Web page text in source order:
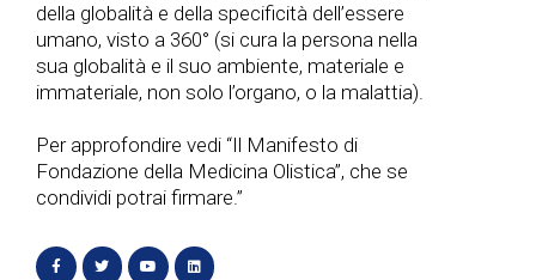
della globalità e della specificità dell’essere
umano, visto a 360° (si cura la persona nella
sua globalità e il suo ambiente, materiale e
immateriale, non solo l’organo, o la malattia).
Per approfondire vedi “Il Manifesto di
Fondazione della Medicina Olistica”, che se
condividi potrai firmare.”